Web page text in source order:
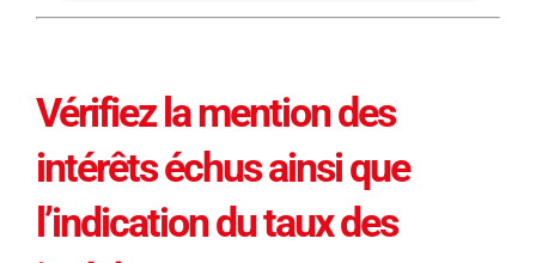
Vérifiez la mention des
intérêts échus ainsi que
l’indication du taux des